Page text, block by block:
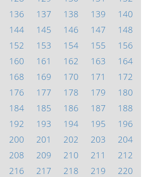
136 137 138 139
140
144 145 146 147
148
152 153 154 155
156
160 161 162 163
164
168 169 170 171
172
176 177 178 179
180
184 185 186 187
188
192 193 194 195
196
200 201 202 203
204
208 209 210 211
212
216 217 218 219
220